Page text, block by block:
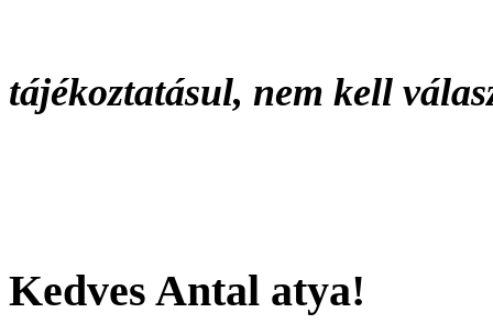
tájékoztatásul, nem kell
Kedves Antal atya!